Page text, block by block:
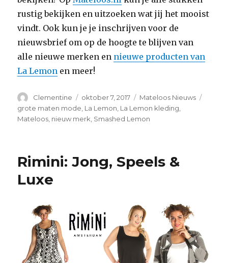
rustig bekijken en uitzoeken wat jij het mooist
vindt. Ook kun je je inschrijven voor de
nieuwsbrief om op de hoogte te blijven van
alle nieuwe merken en nieuwe producten van
La Lemon en meer!
Auteur
Clementine
Geplaatst
op
oktober 7, 2017 Categorieën
Mateloos Nieuws
grote maten mode La Lemon La Lemon kleding
Mateloos nieuw merk Smashed Lemon
Rimini: Jong, Speels &
Luxe